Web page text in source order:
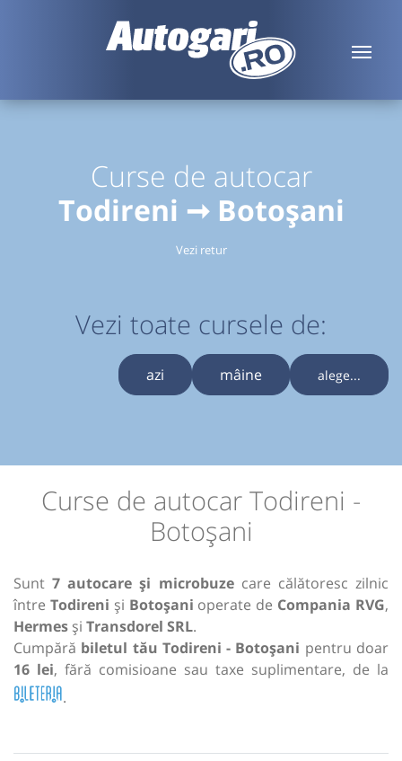
Curse de autocar
Todireni ➞ Botoșani
Vezi retur
Vezi toate cursele de:
azi mâine alege...
Curse de autocar Todireni -
Botoșani
Sunt7 autocare și microbuzecare călătoresc zilnic
între Todireni și Botoșani operate de Compania RVG,
Hermes și Transdorel SRL.
Cumpără biletul tău Todireni - Botoșani pentru doar
16 lei, fără comisioane sau taxe suplimentare, de la
.